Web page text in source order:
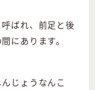
ばれ、前足と後
にあります。
じょうなんこ